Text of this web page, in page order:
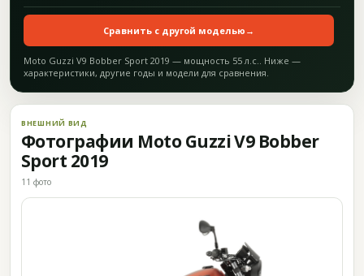
Сравнить с другой моделью →
Moto Guzzi V9 Bobber Sport 2019 — мощность 55 л.с.. Ниже —
характеристики, другие годы и модели для сравнения.
ВНЕШНИЙ ВИД
Фотографии Moto Guzzi V9 Bobber
Sport 2019
11 фото